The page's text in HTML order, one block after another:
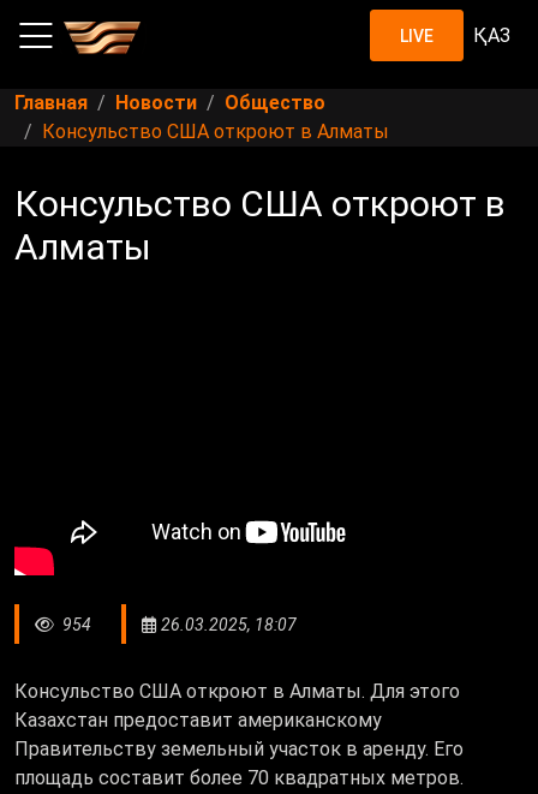
LIVE ҚАЗ
Главная Новости
Общество
Консульство США откроют в Алматы
Консульство США откроют в
Алматы
954 26.03.2025, 18:07
Консульство США откроют в Алматы. Для этого
Казахстан предоставит американскому
Правительству земельный участок в аренду. Его
площадь составит более 70 квадратных метров.